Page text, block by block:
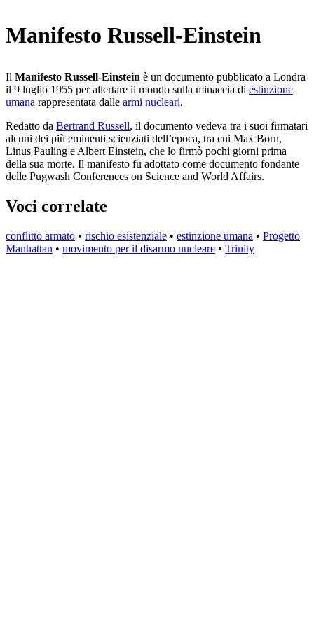
Manifesto Russell-Einstein
Il Manifesto Russell-Einstein è un documento pubblicato a Londra
il 9 luglio 1955 per allertare il mondo sulla minaccia di estinzione
umana rappresentata dalle armi nucleari.
Redatto da Bertrand Russell, il documento vedeva tra i suoi firmatari
alcuni dei più eminenti scienziati dell’epoca, tra cui Max Born,
Linus Pauling e Albert Einstein, che lo firmò pochi giorni prima
della sua morte. Il manifesto fu adottato come documento fondante
delle Pugwash Conferences on Science and World Affairs.
Voci correlate
conflitto armato • rischio esistenziale • estinzione umana • Progetto
Manhattan • movimento per il disarmo nucleare • Trinity